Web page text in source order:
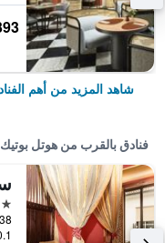
شاهد المزيد من أهم
فنادق بالقرب من هوتل بوتيك
2 نجمتين
0.1 كيلومتر عن